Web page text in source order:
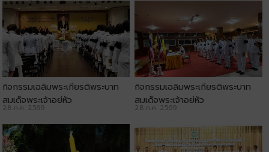
กิจกรรมเฉลิมพระเกียรติพระบาท
สมเด็จพระเจ้าอยู่หัว
28 ก.ค. 2569
กิจกรรมเฉลิมพระเกียรติพระบาท
สมเด็จพระเจ้าอยู่หัว
28 ก.ค. 2569